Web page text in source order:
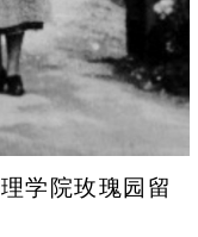
学院玫瑰园留